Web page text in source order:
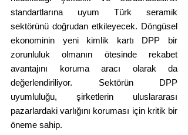
standartlarına uyum Türk seramik
sektörünü doğrudan etkileyecek. Döngüsel
ekonominin yeni kimlik kartı DPP bir
zorunluluk olmanın ötesinde rekabet
avantajını koruma aracı olarak da
değerlendiriliyor. Sektörün DPP
uyumluluğu, şirketlerin uluslararası
pazarlardaki varlığını koruması için kritik bir
öneme sahip.